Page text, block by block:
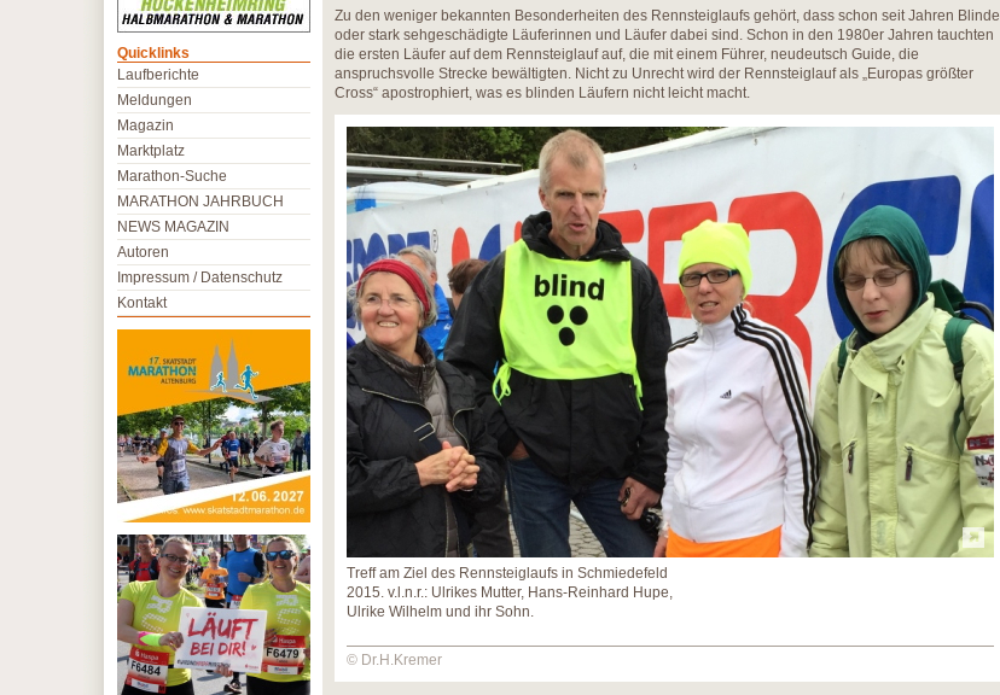
Zu den weniger bekannten Besonderheiten des Rennsteiglaufs gehört, dass schon seit Jahren Blinde
oder stark sehgeschädigte Läuferinnen und Läufer dabei sind. Schon in den 1980er Jahren tauchten
die ersten Läufer auf dem Rennsteiglauf auf, die mit einem Führer, neudeutsch Guide, die
anspruchsvolle Strecke bewältigten. Nicht zu Unrecht wird der Rennsteiglauf als „Europas größter
Cross“ apostrophiert, was es blinden Läufern nicht leicht macht.
Treff am Ziel des Rennsteiglaufs in Schmiedefeld
2015. v.l.n.r.: Ulrikes Mutter, Hans-Reinhard Hupe,
Ulrike Wilhelm und ihr Sohn.
© Dr.H.Kremer
Quicklinks
Laufberichte
Meldungen
Magazin
Marktplatz
Marathon-Suche
MARATHON JAHRBUCH
NEWS MAGAZIN
Autoren
Impressum / Datenschutz
Kontakt